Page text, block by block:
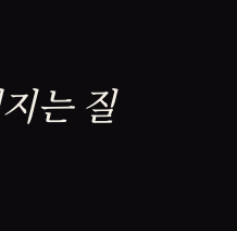
는 질